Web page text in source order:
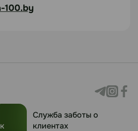
100.by
Служба заботы о
клиентах